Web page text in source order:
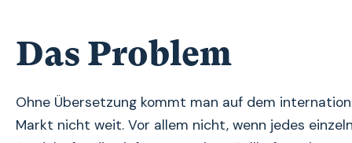
Das Problem
Ohne Übersetzung kommt man auf dem
Markt nicht weit. Vor allem nicht, wenn jedes